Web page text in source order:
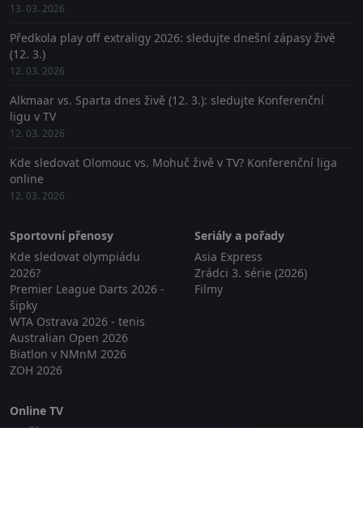
13. 03. 2026
Předkola play off extraligy 2026: sledujte dnešní zápasy živě
(12. 3.)
12. 03. 2026
Alkmaar vs. Sparta dnes živě (12. 3.): sledujte Konferenční
ligu v TV
12. 03. 2026
Kde sledovat Olomouc vs. Mohuč živě v TV? Konferenční liga
online
12. 03. 2026
Sportovní přenosy
Kde sledovat olympiádu
2026?
Premier League Darts 2026 -
šipky
WTA Ostrava 2026 - tenis
Australian Open 2026
Biatlon v NMnM 2026
ZOH 2026
Seriály a pořady
Asia Express
Zrádci 3. série (2026)
Filmy
Online TV
Lepší.TV